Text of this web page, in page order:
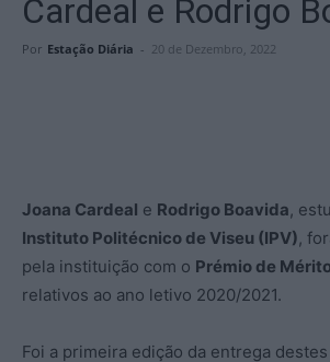
Cardeal e Rodrigo
Por Estação Diária - 20 de Dezembro, 2022
Joana Cardeal e Rodrigo Boavida,
Instituto Politécnico de Viseu (IPV),
pela instituição com o Prémio de
relativos ao ano letivo 2020/2021.
Foi a primeira edição da entrega